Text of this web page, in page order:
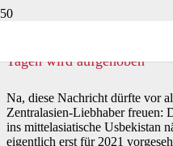
Tagen wird aufgehoben
Na, diese Nachricht dürfte vor
Zentralasien-Liebhaber freuen:
ins mittelasiatische Usbekistan
eigentlich erst für 2021